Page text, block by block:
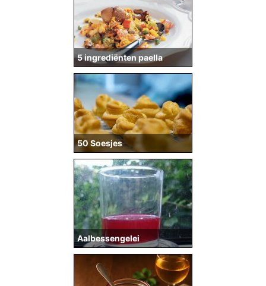
5 ingrediënten paella
50 Soesjes
Aalbessengelei